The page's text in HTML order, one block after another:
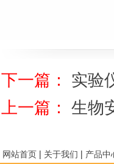
下一篇： 实验
上一篇： 生物
网站首页 | 关于我们 | 产品中